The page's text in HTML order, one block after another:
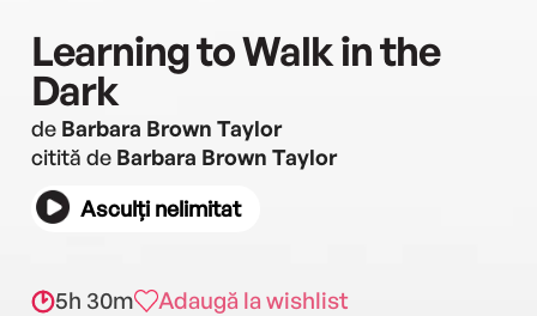
Learning to Walk in the
Dark
de Barbara Brown Taylor
citită de Barbara Brown Taylor
Asculți nelimitat
5h 30m Adaugă la wishlist